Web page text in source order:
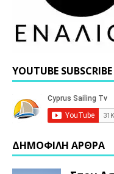
YOUTUBE SUBSCRIBE
ΔΗΜΟΦΙΛΗ ΑΡΘΡΑ